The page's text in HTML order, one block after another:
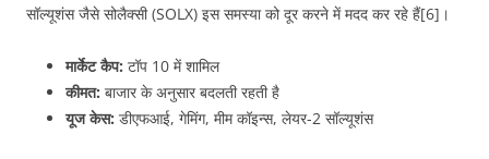
सॉल्यूशंस जैसे सोलैक्सी (SOLX) इस समस्या को दूर करने में मदद कर रहे हैं[6]।
मार्केट कैप: टॉप 10 में शामिल
कीमत: बाजार के अनुसार बदलती रहती है
यूज केस: डीएफआई, गेमिंग, मीम कॉइन्स, लेयर-2 सॉल्यूशंस